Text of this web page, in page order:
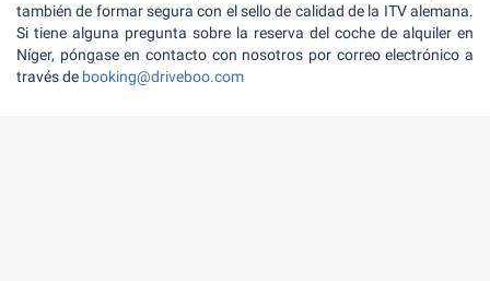
también de formar segura con el sello de calidad de la ITV alemana.
Si tiene alguna pregunta sobre la reserva del coche de alquiler en
Níger, póngase en contacto con nosotros por correo electrónico a
través de booking@driveboo.com